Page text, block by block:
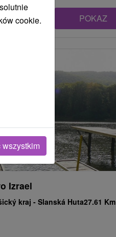
POKAZ
Izrael
kraj - Slanská Huta27.61 Km
cookie.